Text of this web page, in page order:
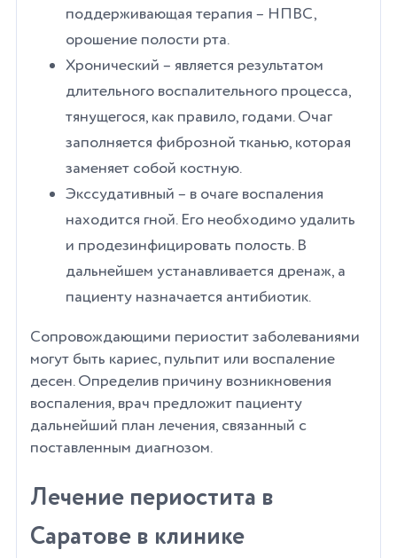
поддерживающая терапия – НПВС,
орошение полости рта.
Хронический – является результатом
длительного воспалительного процесса,
тянущегося, как правило, годами. Очаг
заполняется фиброзной тканью, которая
заменяет собой костную.
Экссудативный – в очаге воспаления
находится гной. Его необходимо удалить
и продезинфицировать полость. В
дальнейшем устанавливается дренаж, а
пациенту назначается антибиотик.
Сопровождающими периостит заболеваниями
могут быть кариес, пульпит или воспаление
десен. Определив причину возникновения
воспаления, врач предложит пациенту
дальнейший план лечения, связанный с
поставленным диагнозом.
Лечение периостита в
Саратове в клинике